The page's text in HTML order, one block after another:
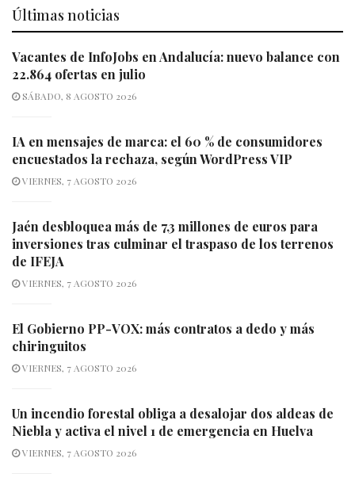
Últimas noticias
Vacantes de InfoJobs en Andalucía: nuevo balance con
22.864 ofertas en julio
SÁBADO, 8 AGOSTO 2026
IA en mensajes de marca: el 60 % de consumidores
encuestados la rechaza, según WordPress VIP
VIERNES, 7 AGOSTO 2026
Jaén desbloquea más de 7,3 millones de euros para
inversiones tras culminar el traspaso de los terrenos
de IFEJA
VIERNES, 7 AGOSTO 2026
El Gobierno PP-VOX: más contratos a dedo y más
chiringuitos
VIERNES, 7 AGOSTO 2026
Un incendio forestal obliga a desalojar dos aldeas de
Niebla y activa el nivel 1 de emergencia en Huelva
VIERNES, 7 AGOSTO 2026